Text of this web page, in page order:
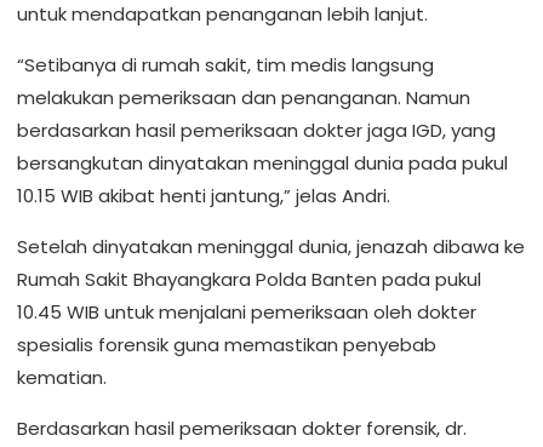
untuk mendapatkan penanganan lebih lanjut.
“Setibanya di rumah sakit, tim medis langsung
melakukan pemeriksaan dan penanganan. Namun
berdasarkan hasil pemeriksaan dokter jaga IGD, yang
bersangkutan dinyatakan meninggal dunia pada pukul
10.15 WIB akibat henti jantung,” jelas Andri.
Setelah dinyatakan meninggal dunia, jenazah dibawa ke
Rumah Sakit Bhayangkara Polda Banten pada pukul
10.45 WIB untuk menjalani pemeriksaan oleh dokter
spesialis forensik guna memastikan penyebab
kematian.
Berdasarkan hasil pemeriksaan dokter forensik, dr.